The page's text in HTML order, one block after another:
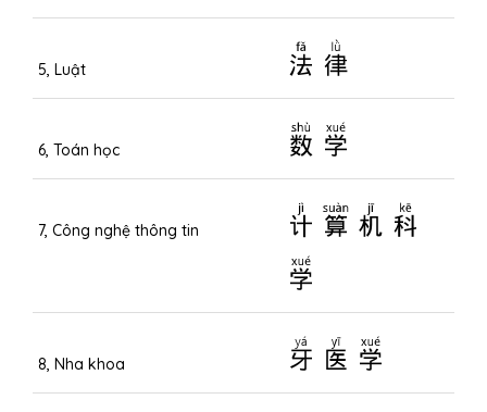
5, Luật 法律
6, Toán học 数学
7, Công nghệ thông tin
计算机科
学
8, Nha khoa 牙医学